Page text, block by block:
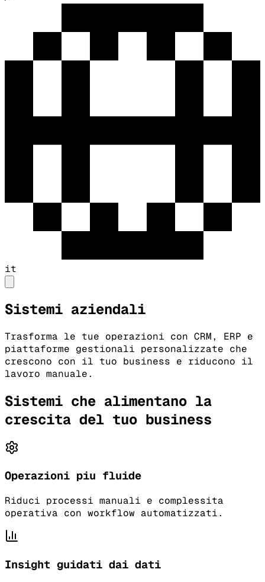
it
Sistemi aziendali
Trasforma le tue operazioni con CRM, ERP e
piattaforme gestionali personalizzate che
crescono con il tuo business e riducono il
lavoro manuale.
Sistemi che alimentano la
crescita del tuo business
Operazioni piu fluide
Riduci processi manuali e complessita
operativa con workflow automatizzati.
Insight guidati dai dati